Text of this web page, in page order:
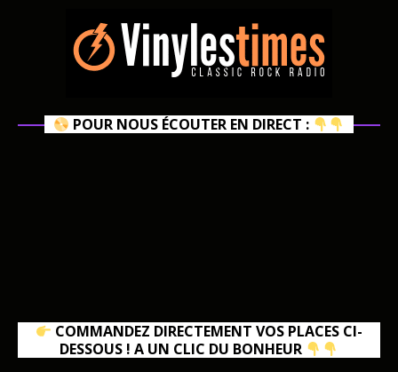
POUR NOUS ÉCOUTER EN DIRECT :
COMMANDEZ DIRECTEMENT VOS PLACES CI-
DESSOUS ! A UN CLIC DU BONHEUR